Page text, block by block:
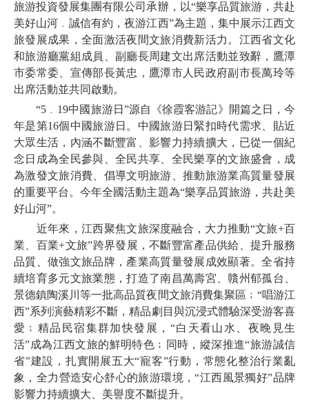
旅游投資發展集團有限公司承辦，以“樂享品質旅游，共赴
美好山河﹒誠信有約，夜游江西”為主題，集中展示江西文
旅發展成果，全面激活夜間文旅消費新活力。江西省文化
和旅游廳黨組成員、副廳長周建文出席活動並致辭，鷹潭
市委常委、宣傳部長黃忠，鷹潭市人民政府副市長萬玲等
出席活動並共同啟動。
“5﹒19中國旅游日”源自《徐霞客游記》開篇之日，今
年是第16個中國旅游日。中國旅游日緊扣時代需求、貼近
大眾生活，內涵不斷豐富、影響力持續擴大，已從一個紀
念日成為全民參與、全民共享、全民樂享的文旅盛會，成
為激發文旅消費、倡導文明旅游、推動旅游業高質量發展
的重要平台。今年全國活動主題為“樂享品質旅游，共赴美
好山河”。
近年來，江西聚焦文旅深度融合，大力推動“文旅+百
業、百業+文旅”跨界發展，不斷豐富產品供給、提升服務
品質、做強文旅品牌，產業高質量發展成效顯著。全省持
續培育多元文旅業態，打造了南昌萬壽宮、贛州郁孤台、
景德鎮陶溪川等一批高品質夜間文旅消費集聚區﹔“唱游江
西”系列演藝精彩不斷，精品劇目與沉浸式體驗深受游客喜
愛﹔精品民宿集群加快發展，“白天看山水、夜晚見生
活”成為江西文旅的鮮明特色﹔同時，縱深推進“旅游誠信
省”建設，扎實開展五大“寵客”行動，常態化整治行業亂
象，全力營造安心舒心的旅游環境，“江西風景獨好”品牌
影響力持續擴大、美譽度不斷提升。